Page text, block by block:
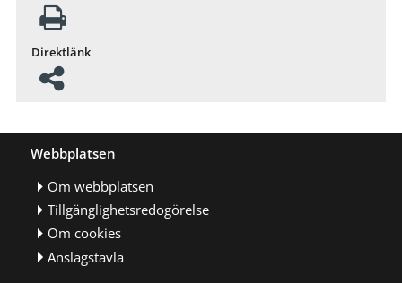
Direktlänk
Webbplatsen
Om webbplatsen
Tillgänglighetsredogörelse
Om cookies
Anslagstavla